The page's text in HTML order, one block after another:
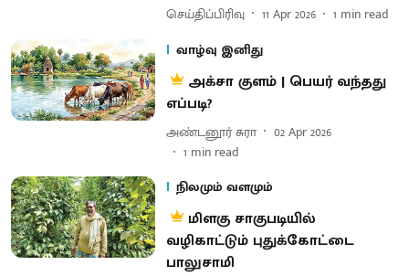
செய்திப்பிரிவு 11 Apr 2026 1 min read
வாழ்வு இனிது
அக்சா குளம் | பெயர் வந்தது
எப்படி?
அண்டனூர் சுரா
02 Apr 2026
1 min read
நிலமும் வளமும்
மிளகு சாகுபடியில்
வழிகாட்டும் புதுக்கோட்டை
பாலுசாமி